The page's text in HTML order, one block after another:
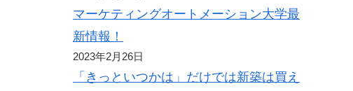
マーケティングオートメーション大学最
新情報！
2023年2月26日
「きっといつかは」だけでは新築は買え